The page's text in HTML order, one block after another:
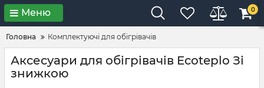
Меню 0
Головна Комплектуючі для обігрівачів
Аксесуари для обігрівачів Ecoteplo Зі
знижкою